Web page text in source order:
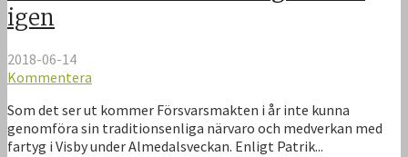
igen
2018-06-14
Kommentera
Som det ser ut kommer Försvarsmakten i år inte kunna
genomföra sin traditionsenliga närvaro och medverkan med
fartyg i Visby under Almedalsveckan. Enligt Patrik...